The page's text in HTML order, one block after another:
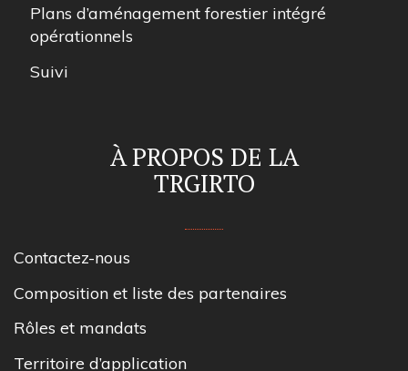
Plans d’aménagement forestier intégré
opérationnels
Suivi
À PROPOS DE LA
TRGIRTO
Contactez-nous
Composition et liste des partenaires
Rôles et mandats
Territoire d’application